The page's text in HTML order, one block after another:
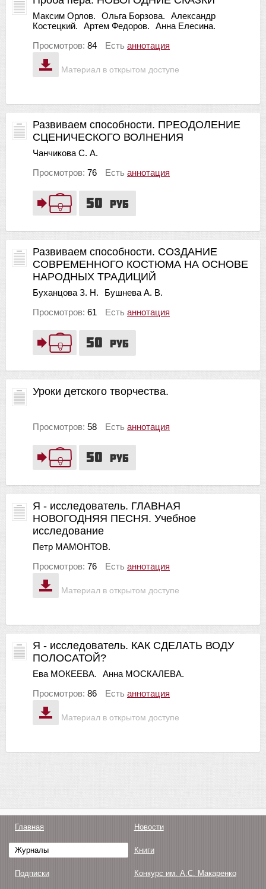
Материал в открытом доступе
Максим Орлов. Ольга Борзова.
Александр
Костецкий.
Артем Федоров.
Анна Елесина.
Просмотров: 84 Есть аннотация
50 руб
Развиваем способности. ПРЕОДОЛЕНИЕ
СЦЕНИЧЕСКОГО ВОЛНЕНИЯ
Чанчикова С. А.
Просмотров: 76 Есть аннотация
50 руб
Развиваем способности. СОЗДАНИЕ
СОВРЕМЕННОГО КОСТЮМА НА ОСНОВЕ
НАРОДНЫХ ТРАДИЦИЙ
Буханцова З. Н.
Бушнева А. В.
Просмотров: 61 Есть аннотация
50 руб
Уроки детского творчества.
Просмотров: 58 Есть аннотация
Материал в открытом доступе
Я - исследователь. ГЛАВНАЯ
НОВОГОДНЯЯ ПЕСНЯ. Учебное
исследование
Петр МАМОНТОВ.
Просмотров: 76 Есть аннотация
Материал в открытом доступе
Я - исследователь. КАК СДЕЛАТЬ ВОДУ
ПОЛОСАТОЙ?
Ева МОКЕЕВА.
Анна МОСКАЛЕВА.
Просмотров: 86 Есть аннотация
Главная Новости
Журналы Книги
Подписки Конкурс им. А.С. Макаренко